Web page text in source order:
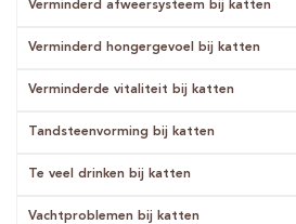
Verminderd afweersysteem bij katten
Verminderd hongergevoel bij katten
Verminderde vitaliteit bij katten
Tandsteenvorming bij katten
Te veel drinken bij katten
Vachtproblemen bij katten